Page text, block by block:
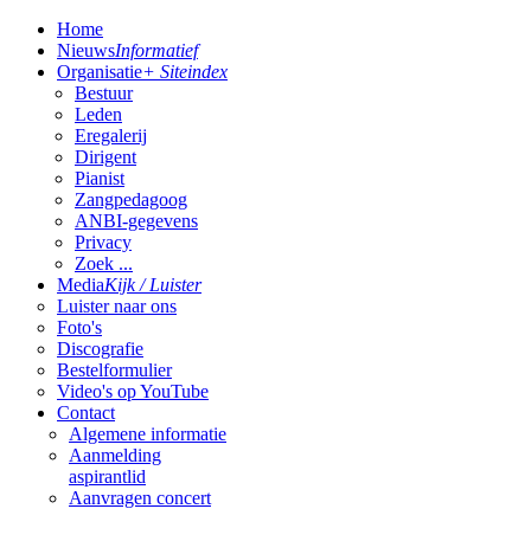
Home
NieuwsInformatief
Organisatie+ Siteindex
Bestuur
Leden
Eregalerij
Dirigent
Pianist
Zangpedagoog
ANBI-gegevens
Privacy
Zoek ...
MediaKijk / Luister
Luister naar ons
Foto's
Discografie
Bestelformulier
Video's op YouTube
Contact
Algemene informatie
Aanmelding
aspirantlid
Aanvragen concert